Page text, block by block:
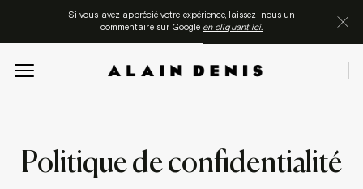
Si vous avez apprécié votre expérience, laissez-nous un
commentaire sur Google en cliquant ici.
Politique de confidentialité